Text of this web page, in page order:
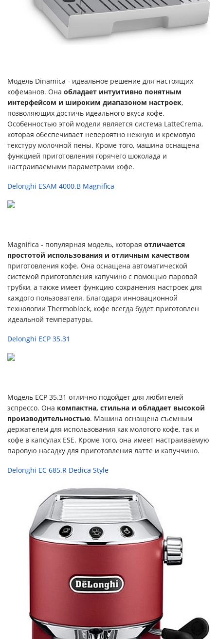
Модель Dinamica - идеальное решение для настоящих
кофеманов. Она обладает интуитивно понятным
интерфейсом и широким диапазоном настроек,
позволяющих достичь идеального вкуса кофе.
Особенностью этой модели является система LatteCrema,
которая обеспечивает невероятно нежную и кремовую
текстуру молочной пены. Кроме того, машина оснащена
функцией приготовления горячего шоколада и
настраиваемыми параметрами кофе.
Delonghi ESAM 4000.B Magnifica
Magnifica - популярная модель, которая отличается
простотой использования и отличным качеством
приготовления кофе. Она оснащена автоматической
системой приготовления капучино с помощью паровой
трубки, а также имеет функцию сохранения настроек для
каждого пользователя. Благодаря инновационной
технологии Thermoblock, кофе всегда будет приготовлен
идеальной температуры.
Delonghi ECP 35.31
Модель ECP 35.31 отлично подойдет для любителей
эспрессо. Она компактна, стильна и обладает высокой
производительностью. Машина оснащена съемным
держателем для использования как молотого кофе, так и
кофе в капсулах ESE. Кроме того, она имеет настраиваемую
паровую насадку для приготовления латте и капуччино.
Delonghi EC 685.R Dedica Style